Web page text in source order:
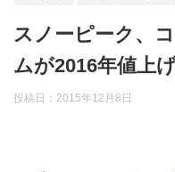
スノーピーク、
ムが2016年値上
投稿日： 2015年12月8日